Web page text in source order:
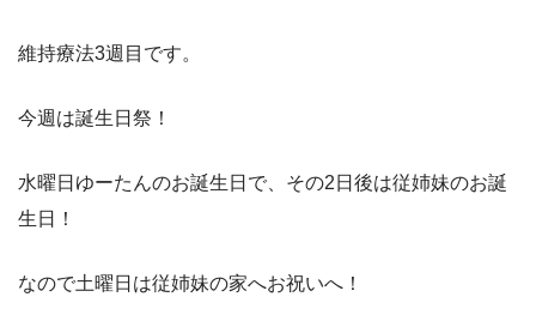
維持療法3週目です。
今週は誕生日祭！
水曜日ゆーたんのお誕生日で、その2日後は従姉妹のお誕
生日！
なので土曜日は従姉妹の家へお祝いへ！